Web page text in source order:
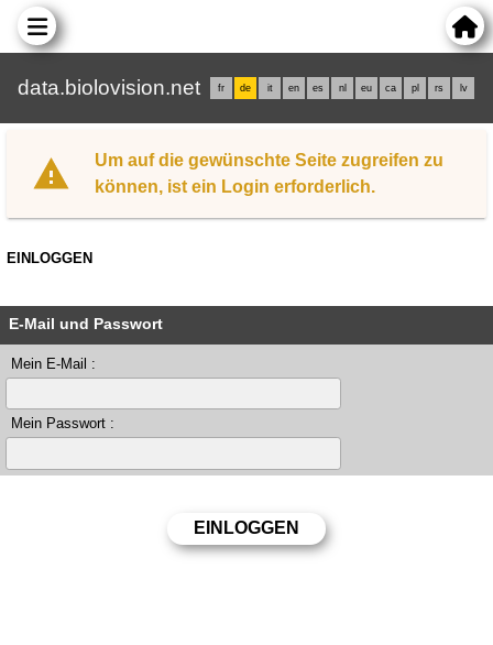
data.biolovision.net fr de it en es nl eu ca pl rs lv
Um auf die gewünschte Seite zugreifen zu
können, ist ein Login erforderlich.
EINLOGGEN
E-Mail und Passwort
Mein E-Mail :
Mein Passwort :